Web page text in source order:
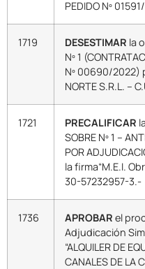
PEDIDO Nº
1719 DESESTIMAR la
Nº 1
Nº 00690/2022)
NORTE S.R.L. –
1721 PRECALIFICAR
SOBRE Nº 1 –
POR
la firma“M.E.I.
30-57232957-3.-
1736 APROBAR el
Adjudicación
“ALQUILER DE
CANALES DE LA